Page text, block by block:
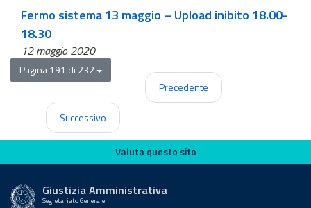
Fermo sistema 13 maggio – Upload inibito 18.00-
18.30
12 maggio 2020
Pagina 191 di 232
Precedente
Successivo
Valuta questo sito
Valuta questo sito
Giustizia Amministrativa
Segretariato Generale